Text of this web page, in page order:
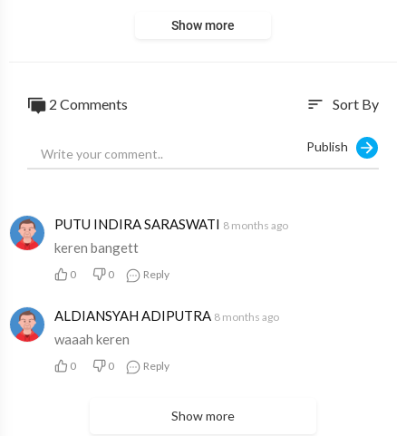
kualitas kerja yang dihasilkan. Selain itu, tim juga menjadi lebih
lingkungan kerja kami dan meningkatkan Performance &
#TEAAA2025 #DRIVEOURTEAM
#TEAAA#2025#SSP #B
Show more
2 Comments sort Sort By
Publish
PUTU INDIRA SARASWATI 8 months ago
keren bangett
0 0 Reply
ALDIANSYAH ADIPUTRA 8 months ago
waaah keren
0 0 Reply
Show more